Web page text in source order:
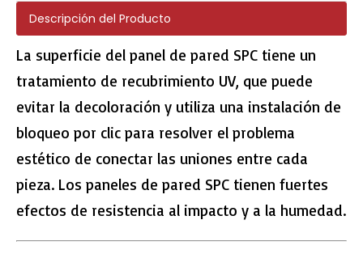
807-13 EIR Surface Plank SPC Pisos 261-16 EIR Surface SPC Tiles
Descripción del Producto
La superficie del panel de pared SPC tiene un
tratamiento de recubrimiento UV, que puede
evitar la decoloración y utiliza una instalación de
bloqueo por clic para resolver el problema
estético de conectar las uniones entre cada
pieza. Los paneles de pared SPC tienen fuertes
efectos de resistencia al impacto y a la humedad.